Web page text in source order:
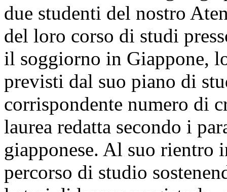
due studenti del nostro
del loro corso di studi
il soggiorno in Giappone,
previsti dal suo piano di
corrispondente numero di
laurea redatta secondo i
giapponese. Al suo rientro
percorso di studio